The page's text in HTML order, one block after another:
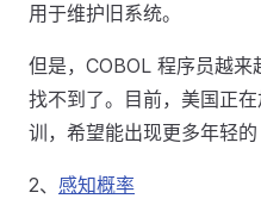
用于维护旧系统。
但是，COBOL 程序员越
找不到了。目前，美国正
训，希望能出现更多年轻的
2、 感知概率